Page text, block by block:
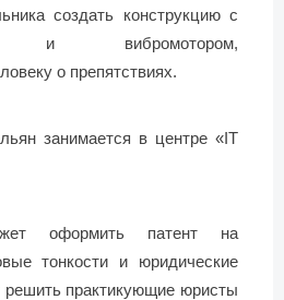
создать конструкцию с
и вибромотором,
о препятствиях.
занимается в центре «IT
оформить патент на
тонкости и юридические
решить практикующие юристы